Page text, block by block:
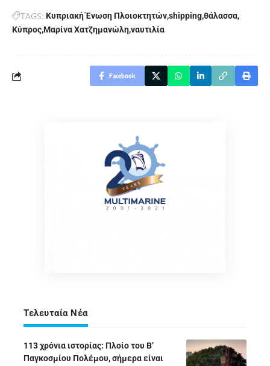
TAGS: Kυπριακή Ένωση Πλοιοκτητώνshippingθάλασσα
ΚύπροςΜαρίνα Χατζημανώληναυτιλία
Facebook
Τελευταία Νέα
113 χρόνια ιστορίας: Πλοίο του Β’
Παγκοσμίου Πολέμου, σήμερα είναι